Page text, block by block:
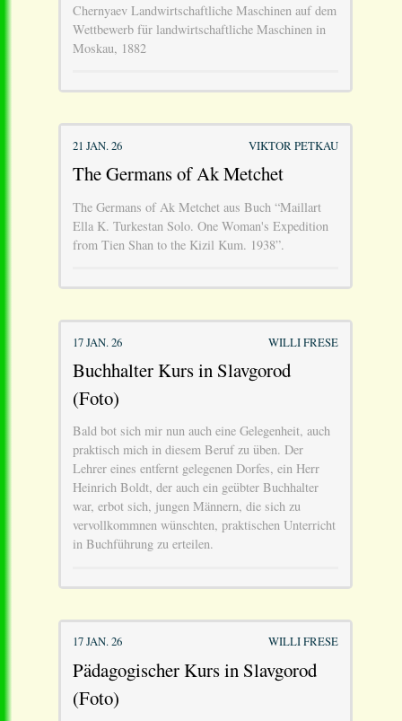
Chernyaev Landwirtschaftliche Maschinen auf dem
Wettbewerb für landwirtschaftliche Maschinen in
Moskau, 1882
21 JAN. 26 VIKTOR PETKAU
The Germans of Ak Metchet
The Germans of Ak Metchet aus Buch “Maillart
Ella K. Turkestan Solo. One Woman's Expedition
from Tien Shan to the Kizil Kum. 1938”.
17 JAN. 26 WILLI FRESE
Buchhalter Kurs in Slavgorod
(Foto)
Bald bot sich mir nun auch eine Gelegenheit, auch
praktisch mich in diesem Beruf zu üben. Der
Lehrer eines entfernt gelegenen Dorfes, ein Herr
Heinrich Boldt, der auch ein geübter Buchhalter
war, erbot sich, jungen Männern, die sich zu
vervollkommnen wünschten, praktischen Unterricht
in Buchführung zu erteilen.
17 JAN. 26 WILLI FRESE
Pädagogischer Kurs in Slavgorod
(Foto)